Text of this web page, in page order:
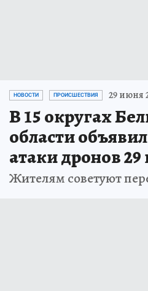
НОВОСТИ ПРОИСШЕСТВИЯ 29 июня
В 15 округах
области
атаки дронов
Жителям советуют